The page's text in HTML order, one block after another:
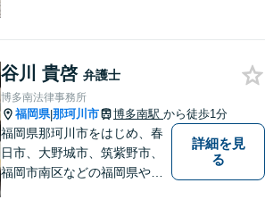
等複数士業の知識が必要な案
件を一括して対応。九州トッ
プクラスの豊富な実績。
谷川 貴啓 弁護士
博多南法律事務所
福岡県|那珂川市 博多南駅 から徒歩1分
福岡県那珂川市をはじめ、春
日市、大野城市、筑紫野市、
福岡市南区などの福岡県や九
詳細を見
る